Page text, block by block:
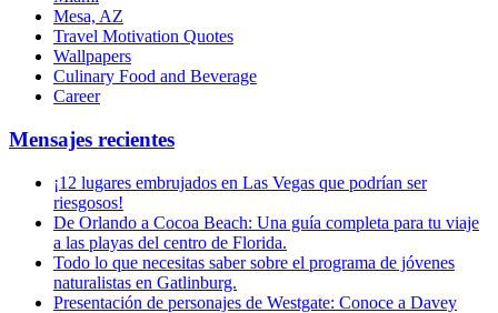
Mesa, AZ
Travel Motivation Quotes
Wallpapers
Culinary Food and Beverage
Career
Mensajes recientes
¡12 lugares embrujados en Las Vegas que podrían ser
riesgosos!
De Orlando a Cocoa Beach: Una guía completa para tu viaje
a las playas del centro de Florida.
Todo lo que necesitas saber sobre el programa de jóvenes
naturalistas en Gatlinburg.
Presentación de personajes de Westgate: Conoce a Davey